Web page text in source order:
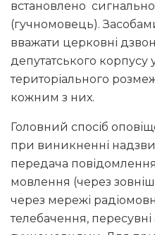
встановлено
(гучномовець).
вважати церковні
депутатського корпусу
територіального
кожним з них.
Головний спосіб
при виникненні
передача
мовлення (через
через мережі
телебачення, пересувні